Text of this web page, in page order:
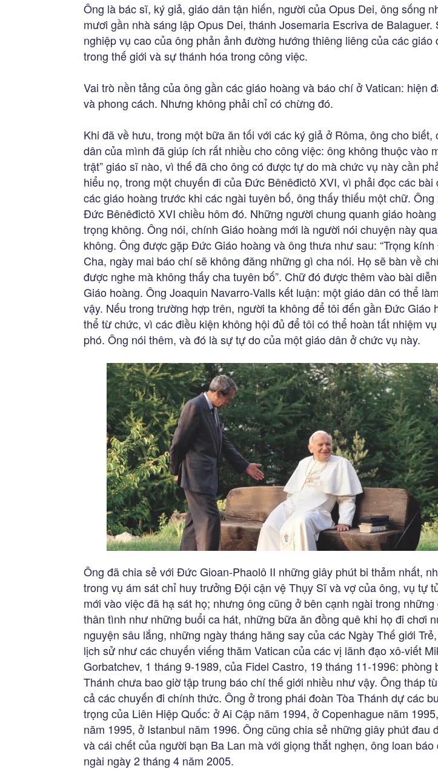
Ông là bác sĩ, ký giả, giáo dân tận hiến, người của Opus Dei, ông sống
mươi gần nhà sáng lập Opus Dei, thánh Josemaria Escriva de Balaguer.
nghiệp vụ cao của ông phản ảnh đường hướng thiêng liêng của các giáo
trong thế giới và sự thánh hóa trong công việc.
Vai trò nền tảng của ông gần các giáo hoàng và báo chí ở Vatican: hiện
và phong cách. Nhưng không phải chỉ có chừng đó.
Khi đã về hưu, trong một bữa ăn tối với các ký giả ở Rôma, ông cho biết,
dân của mình đã giúp ích rất nhiều cho công việc: ông không thuộc vào
trật” giáo sĩ nào, vì thế đã cho ông có được tự do mà chức vụ này cần
hiểu nọ, trong một chuyến đi của Đức Bênêđictô XVI, vì phải đọc các bài
các giáo hoàng trước khi các ngài tuyên bố, ông thấy thiếu một chữ.
Đức Bênêđictô XVI chiều hôm đó. Những người chung quanh giáo
trọng không. Ông nói, chính Giáo hoàng mới là người nói chuyện này
không. Ông được gặp Đức Giáo hoàng và ông thưa như sau: “Trọng
Cha, ngày mai báo chí sẽ không đăng những gì cha nói. Họ sẽ bàn về
được nghe mà không thấy cha tuyên bố”. Chữ đó được thêm vào bài
Giáo hoàng. Ông Joaquin Navarro-Valls kết luận: một giáo dân có thể
vậy. Nếu trong trường hợp trên, người ta không để tôi đến gần Đức Giáo
thể từ chức, vì các điều kiện không hội đủ để tôi có thể hoàn tất nhiệm
phó. Ông nói thêm, và đó là sự tự do của một giáo dân ở chức vụ này.
Ông đã chia sẻ với Đức Gioan-Phaolô II những giây phút bi thảm nhất,
trong vụ ám sát chỉ huy trưởng Đội cận vệ Thụy Sĩ và vợ của ông, vụ tự
mới vào việc đã hạ sát họ; nhưng ông cũng ở bên cạnh ngài trong
thân tình như những buổi ca hát, những bữa ăn đồng quê khi họ đi chơi
nguyện sâu lắng, những ngày tháng hăng say của các Ngày Thế giới
lịch sử như các chuyến viếng thăm Vatican của các vị lãnh đạo xô-viết
Gorbatchev, 1 tháng 9-1989, của Fidel Castro, 19 tháng 11-1996: phòng
Thánh chưa bao giờ tập trung báo chí thế giới nhiều như vậy. Ông tháp
cả các chuyến đi chính thức. Ông ở trong phái đoàn Tòa Thánh dự các
trọng của Liên Hiệp Quốc: ở Ai Cập năm 1994, ở Copenhague năm
năm 1995, ở Istanbul năm 1996. Ông cũng chia sẻ những giây phút đau
và cái chết của người bạn Ba Lan mà với giọng thắt nghẹn, ông loan báo
ngài ngày 2 tháng 4 năm 2005.